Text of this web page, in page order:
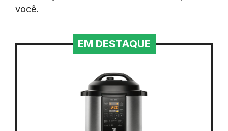
você.
EM DESTAQUE